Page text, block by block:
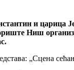
и царица
Ниш